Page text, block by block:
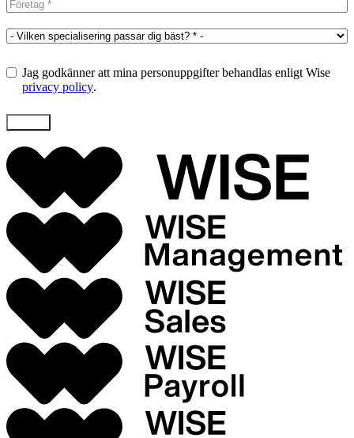
Jag godkänner att mina personuppgifter behandlas enligt Wise
privacy policy.